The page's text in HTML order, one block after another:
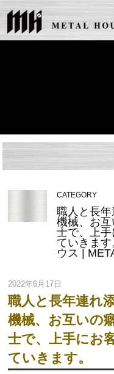
CATEGORY
職人と長
機械、お
士で、上
ていきま
ウス |
2022年6月17日
職人と長年連れ
機械、お互いの
士で、上手にお
ていきます。